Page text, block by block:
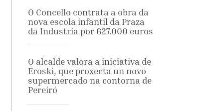
O Concello contrata a obra da
nova escola infantil da Praza
da Industria por 627.000 euros
O alcalde valora a iniciativa de
Eroski, que proxecta un novo
supermercado na contorna de
Pereiró